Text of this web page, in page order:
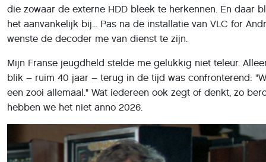
wenste de decoder me van dienst te zijn.
Mijn Franse jeugdheld stelde me gelukkig niet teleur.
blik – ruim 40 jaar – terug in de tijd was confronterend:
een zooi allemaal." Wat iedereen ook zegt of denkt, zo
hebben we het niet anno 2026.